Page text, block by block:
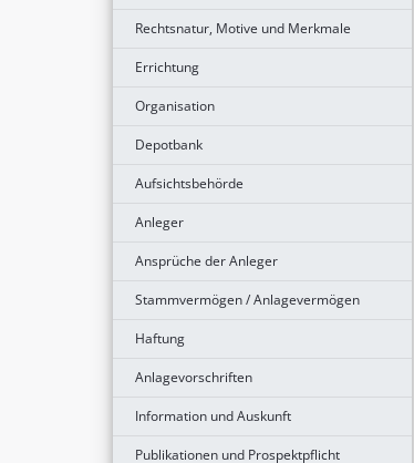
Rechtsnatur, Motive und Merkmale
Errichtung
Organisation
Depotbank
Aufsichtsbehörde
Anleger
Ansprüche der Anleger
Stammvermögen / Anlagevermögen
Haftung
Anlagevorschriften
Information und Auskunft
Publikationen und Prospektpflicht